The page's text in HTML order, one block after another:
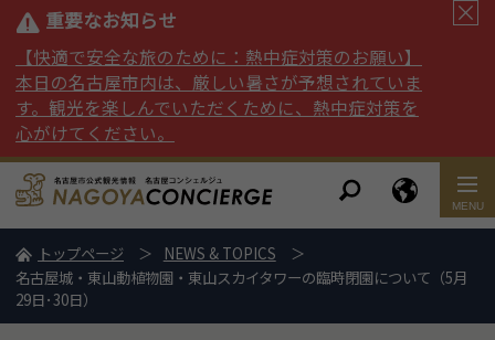
重要なお知らせ
【快適で安全な旅のために：熱中症対策のお願い】
本日の名古屋市内は、厳しい暑さが予想されていま
す。観光を楽しんでいただくために、熱中症対策を
心がけてください。
トップページ
NEWS & TOPICS
名古屋城・東山動植物園・東山スカイタワーの臨時閉園について（5月
29日･30日）